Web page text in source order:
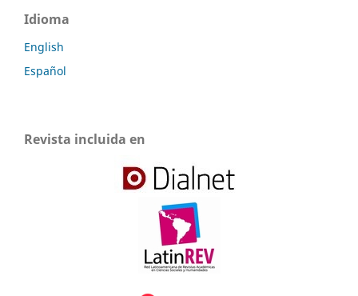
Idioma
English
Español
Revista incluida en